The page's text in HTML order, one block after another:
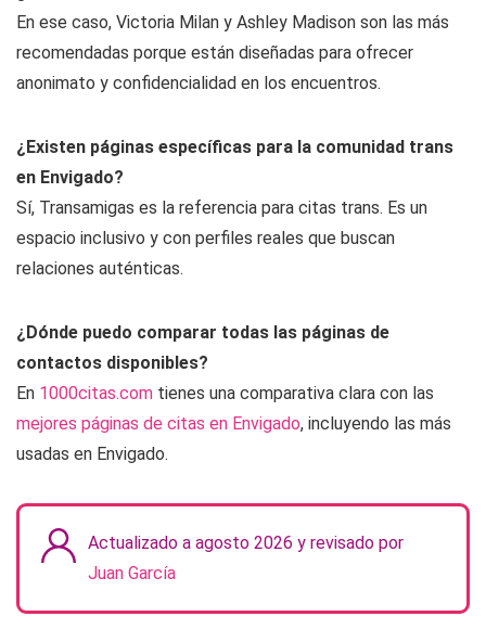
En ese caso, Victoria Milan y Ashley Madison son las más
recomendadas porque están diseñadas para ofrecer
anonimato y confidencialidad en los encuentros.
¿Existen páginas específicas para la comunidad trans
en Envigado?
Sí, Transamigas es la referencia para citas trans. Es un
espacio inclusivo y con perfiles reales que buscan
relaciones auténticas.
¿Dónde puedo comparar todas las páginas de
contactos disponibles?
En 1000citas.com tienes una comparativa clara con las
mejores páginas de citas en Envigado, incluyendo las más
usadas en Envigado.
Actualizado a agosto 2026 y revisado por
Juan García